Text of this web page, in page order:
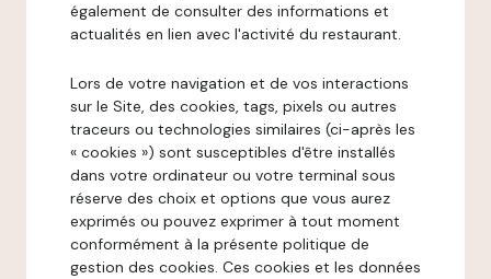
également de consulter des informations et
actualités en lien avec l'activité du restaurant.
Lors de votre navigation et de vos interactions
sur le Site, des cookies, tags, pixels ou autres
traceurs ou technologies similaires (ci-après les
« cookies ») sont susceptibles d'être installés
dans votre ordinateur ou votre terminal sous
réserve des choix et options que vous aurez
exprimés ou pouvez exprimer à tout moment
conformément à la présente politique de
gestion des cookies. Ces cookies et les données